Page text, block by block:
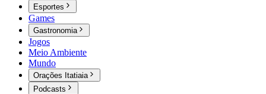
Esportes
Games
Gastronomia
Jogos
Meio Ambiente
Mundo
Orações Itatiaia
Podcasts